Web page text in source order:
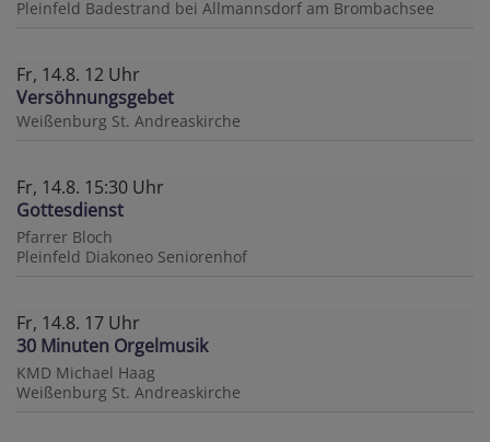
Pleinfeld Badestrand bei Allmannsdorf am Brombachsee
Fr, 14.8. 12 Uhr
Versöhnungsgebet
Weißenburg St. Andreaskirche
Fr, 14.8. 15:30 Uhr
Gottesdienst
Pfarrer Bloch
Pleinfeld Diakoneo Seniorenhof
Fr, 14.8. 17 Uhr
30 Minuten Orgelmusik
KMD Michael Haag
Weißenburg St. Andreaskirche